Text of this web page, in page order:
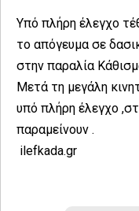
Υπό πλήρη έλεγχο
το απόγευμα σε
στην παραλία
Μετά τη μεγάλη
υπό πλήρη έλεγχο
παραμείνουν .
ilefkada.gr